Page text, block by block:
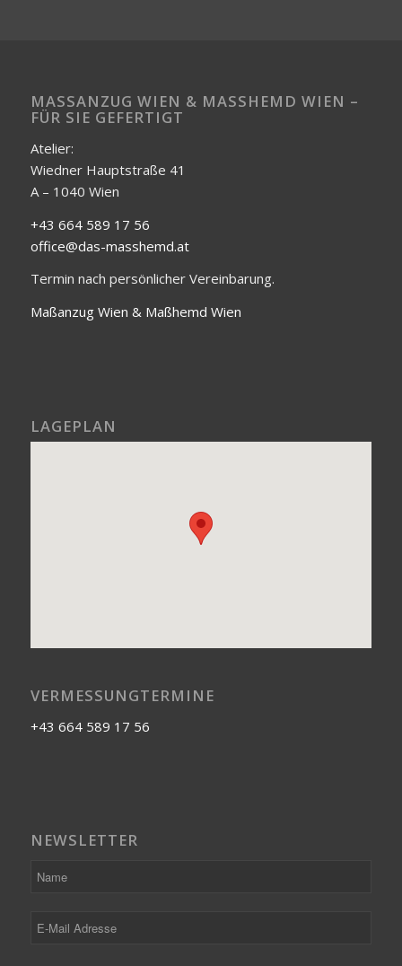
MASSANZUG WIEN & MASSHEMD WIEN – FÜ
R SIE GEFERTIGT
Atelier:
Wiedner Hauptstraße 41
A – 1040 Wien
+43 664 589 17 56
office@das-masshemd.at
Termin nach persönlicher Vereinbarung.
Maßanzug Wien & Maßhemd Wien
LAGEPLAN
VERMESSUNGTERMINE
+43 664 589 17 56
NEWSLETTER